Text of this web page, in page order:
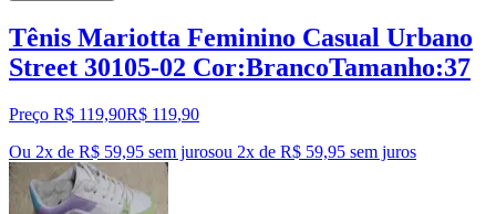
Tênis Mariotta Feminino Casual Urbano
Street 30105-02 Cor:BrancoTamanho:37
Preço R$ 119,90R$ 119,90
Ou 2x de R$ 59,95 sem jurosou 2x de R$ 59,95 sem juros